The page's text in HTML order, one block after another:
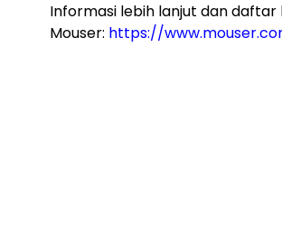
Informasi lebih lanjut dan
Mouser: https://